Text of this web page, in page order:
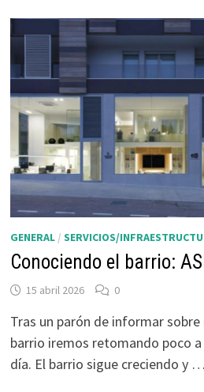
GENERAL/ SERVICIOS/
Conociendo el barrio:
15 abril 2026 0
Tras un parón de informar
barrio iremos retomando poco
día. El barrio sigue creciendo y …